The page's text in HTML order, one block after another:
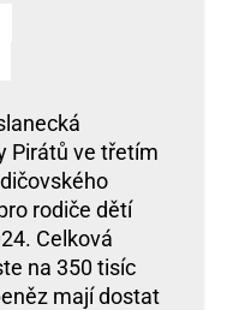
Pirátů ve třetím
rodiče dětí
Celková
na 350 tisíc
mají dostat